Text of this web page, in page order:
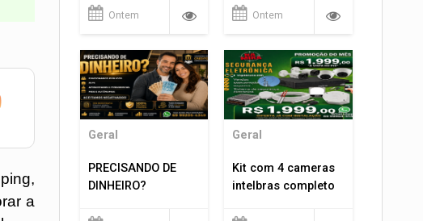
a
Ontem Ontem
Geral
PRECISANDO DE
DINHEIRO?
Geral
Kit com 4 cameras
intelbras completo